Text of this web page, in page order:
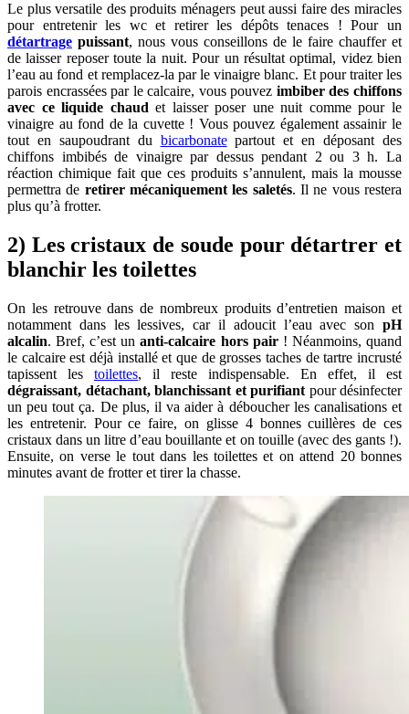
Le plus versatile des produits ménagers peut aussi faire des miracles
pour entretenir les wc et retirer les dépôts tenaces ! Pour un
détartrage puissant, nous vous conseillons de le faire chauffer et
de laisser reposer toute la nuit. Pour un résultat optimal, videz bien
l’eau au fond et remplacez-la par le vinaigre blanc. Et pour traiter les
parois encrassées par le calcaire, vous pouvez imbiber des chiffons
avec ce liquide chaud et laisser poser une nuit comme pour le
vinaigre au fond de la cuvette ! Vous pouvez également assainir le
tout en saupoudrant du bicarbonatepartout et en déposant des
chiffons imbibés de vinaigre par dessus pendant 2 ou 3 h. La
réaction chimique fait que ces produits s’annulent, mais la mousse
permettra de retirer mécaniquement les saletés. Il ne vous restera
plus qu’à frotter.
2) Les cristaux de soude pour détartrer et
blanchir les toilettes
On les retrouve dans de nombreux produits d’entretien maison et
notamment dans les lessives, car il adoucit l’eau avec son pH
alcalin. Bref, c’est unanti-calcaire hors pair! Néanmoins, quand
le calcaire est déjà installé et que de grosses taches de tartre incrusté
tapissent les toilettes, il reste indispensable. En effet, il est
dégraissant, détachant, blanchissant et purifiant pour désinfecter
un peu tout ça. De plus, il va aider à déboucher les canalisations et
les entretenir. Pour ce faire, on glisse 4 bonnes cuillères de ces
cristaux dans un litre d’eau bouillante et on touille (avec des gants !).
Ensuite, on verse le tout dans les toilettes et on attend 20 bonnes
minutes avant de frotter et tirer la chasse.